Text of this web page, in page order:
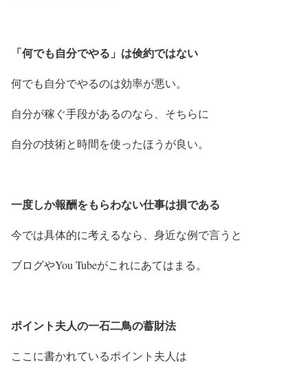
「何でも自分でやる」は倹約ではない
何でも自分でやるのは効率が悪い。
自分が稼ぐ手段があるのなら、そちらに
自分の技術と時間を使ったほうが良い。
一度しか報酬をもらわない仕事は損である
今では具体的に考えるなら、身近な例で言うと
ブログやYou Tubeがこれにあてはまる。
ポイント夫人の一石二鳥の蓄財法
ここに書かれているポイント夫人は